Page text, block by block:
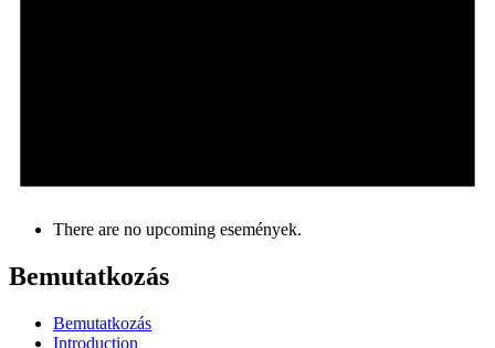
There are no upcoming események.
Bemutatkozás
Bemutatkozás
Introduction